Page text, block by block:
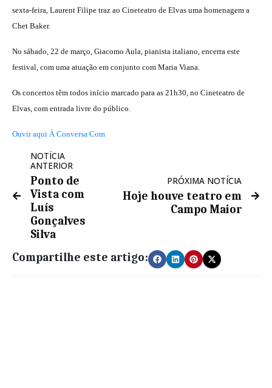
sexta-feira, Laurent Filipe traz ao Cineteatro de Elvas uma homenagem a
Chet Baker.
No sábado, 22 de março, Giacomo Aula, pianista italiano, encerra este
festival, com uma atuação em conjunto com Maria Viana.
Os concertos têm todos início marcado para as 21h30, no Cineteatro de
Elvas, com entrada livre do público.
Ouvir aqui À Conversa Com
NOTÍCIA
ANTERIOR
Ponto de
Vista com
Luís
Gonçalves
Silva
PRÓXIMA NOTÍCIA
Hoje houve teatro em
Campo Maior
Compartilhe este artigo: